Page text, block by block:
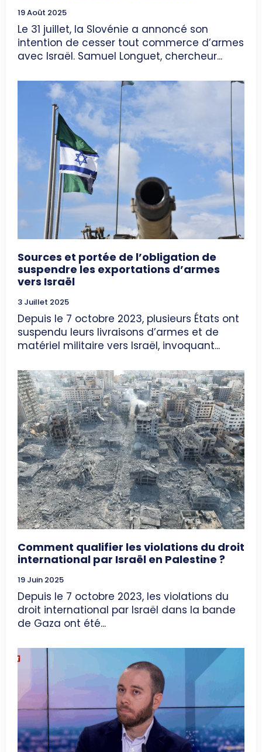
19 Août 2025
Le 31 juillet, la Slovénie a annoncé son
intention de cesser tout commerce d’armes
avec Israël. Samuel Longuet, chercheur...
Sources et portée de l’obligation de
suspendre les exportations d’armes
vers Israël
3 Juillet 2025
Depuis le 7 octobre 2023, plusieurs États ont
suspendu leurs livraisons d’armes et de
matériel militaire vers Israël, invoquant...
Comment qualifier les violations du droit
international par Israël en Palestine ?
19 Juin 2025
Depuis le 7 octobre 2023, les violations du
droit international par Israël dans la bande
de Gaza ont été...